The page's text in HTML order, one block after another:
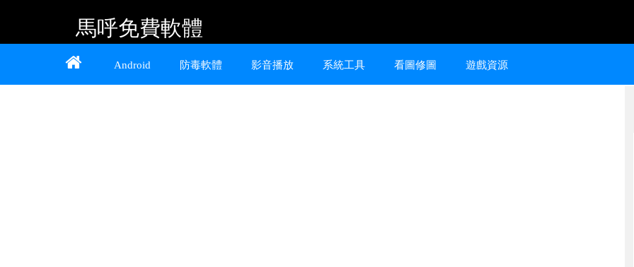
Home About Contact
馬呼免費軟體
提供 Android、iOS 好用的手機應用程式及
Android 防毒軟體 影音播放 系統工具 看圖修圖 遊戲資源